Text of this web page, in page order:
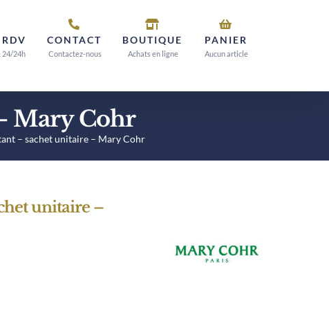
24/24h
CONTACT
Contactez-nous
BOUTIQUE
Achats en ligne
PANIER
Aucun article
Mary Cohr
– sachet unitaire – Mary Cohr
unitaire –